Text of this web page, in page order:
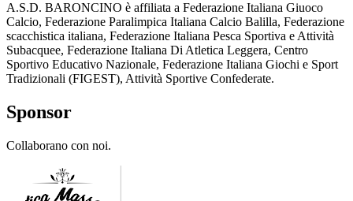
A.S.D. BARONCINO è affiliata a Federazione Italiana Giuoco
Calcio, Federazione Paralimpica Italiana Calcio Balilla, Federazione
scacchistica italiana, Federazione Italiana Pesca Sportiva e Attività
Subacquee, Federazione Italiana Di Atletica Leggera, Centro
Sportivo Educativo Nazionale, Federazione Italiana Giochi e Sport
Tradizionali (FIGEST), Attività Sportive Confederate.
Sponsor
Collaborano con noi.